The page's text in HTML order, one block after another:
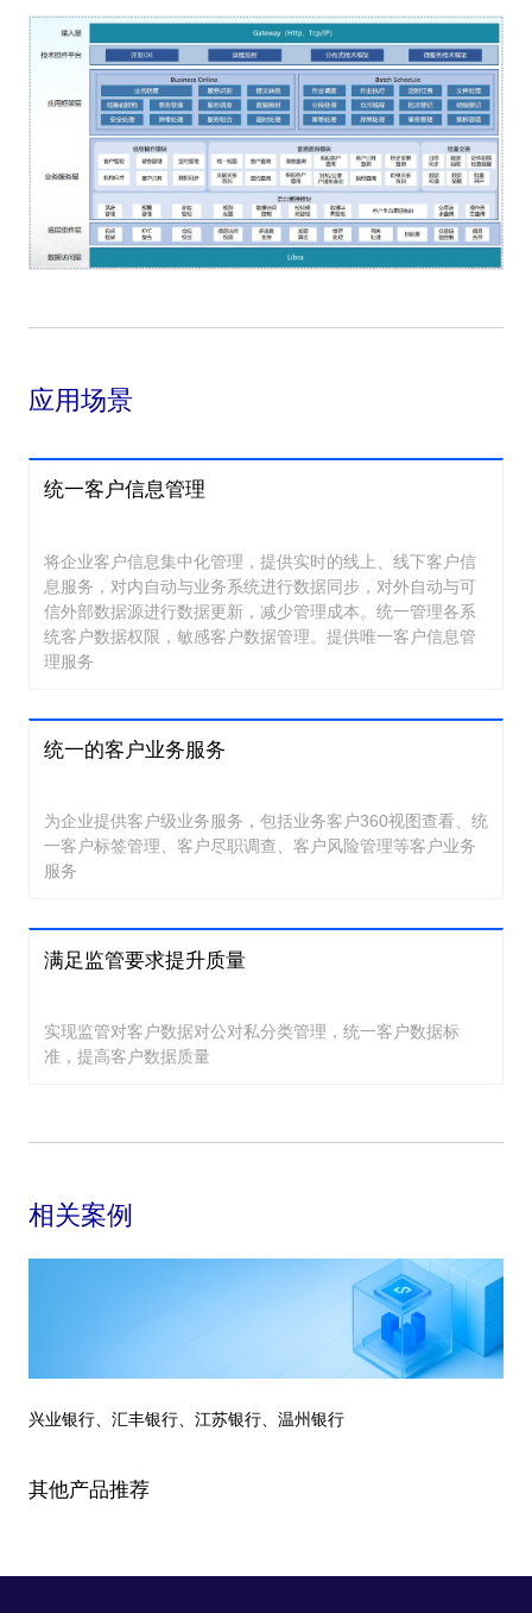
应用场景
统一客户信息管理
将企业客户信息集中化管理，提供实时的线上、线下客户信
息服务，对内自动与业务系统进行数据同步，对外自动与可
信外部数据源进行数据更新，减少管理成本。统一管理各系
统客户数据权限，敏感客户数据管理。提供唯一客户信息管
理服务
统一的客户业务服务
为企业提供客户级业务服务，包括业务客户360视图查看、统
一客户标签管理、客户尽职调查、客户风险管理等客户业务
服务
满足监管要求提升质量
实现监管对客户数据对公对私分类管理，统一客户数据标
准，提高客户数据质量
相关案例
兴业银行、汇丰银行、江苏银行、温州银行
其他产品推荐